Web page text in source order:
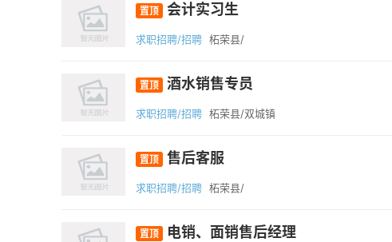
置顶 会计实习生
求职招聘/招聘 柘荣县/
置顶 酒水销售专员
求职招聘/招聘 柘荣县/双城镇
置顶 售后客服
求职招聘/招聘 柘荣县/
置顶 电销、面销售后经理